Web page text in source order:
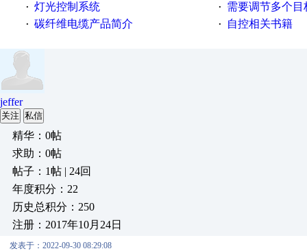
· 灯光控制系统 · 需要调节多个目标
· 碳纤维电缆产品简介 · 自控相关书籍
jeffer
关注 私信
精华：0帖
求助：0帖
帖子：1帖 | 24回
年度积分：22
历史总积分：250
注册：2017年10月24日
发表于：2022-09-30 08:29:08